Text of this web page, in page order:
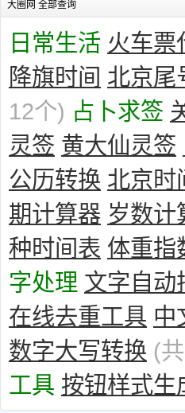
大圈网 全部查询
日常生活 火车票
降旗时间 北京尾
12个) 占卜求签
灵签 黄大仙灵签
公历转换 北京时
期计算器 岁数计
种时间表 体重指
字处理 文字自动
在线去重工具 中
数字大写转换 (
工具 按钮样式生